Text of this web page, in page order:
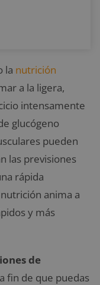
la nutrición
a la ligera,
intensamente
glucógeno
pueden
las previsiones
rápida
anima a
y más
de
a fin de que puedas